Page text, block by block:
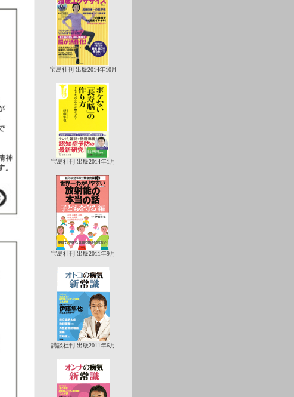
宝島社刊 出版2014年10月
宝島社刊 出版2014年1月
宝島社刊 出版2011年9月
講談社刊 出版2011年6月